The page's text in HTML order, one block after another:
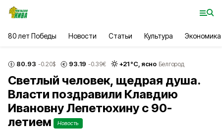
80 лет Победы Новости Статьи Культура Экономика
80.93 -0.20$ 93.19 -0.39€ +21°С, ясно Белгород
Светлый человек, щедрая душа.
Власти поздравили Клавдию
Ивановну Лепетюхину с 90-
летием
Новость